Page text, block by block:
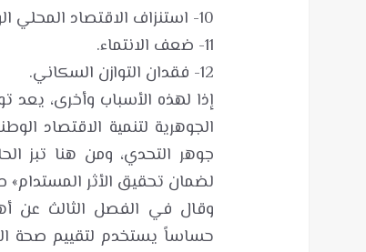
إذا لهذه الأسباب وأخرى،
الجوهرية لتنمية الاقتصاد
جوهر التحدي، ومن هنا تبز
وقال في الفصل الثالث عن
حساساً يستخدم لتقييم صحة